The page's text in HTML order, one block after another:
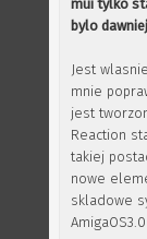
mui tylko
bylo
Jest
mnie
jest
Reaction
takiej
nowe
skladowe